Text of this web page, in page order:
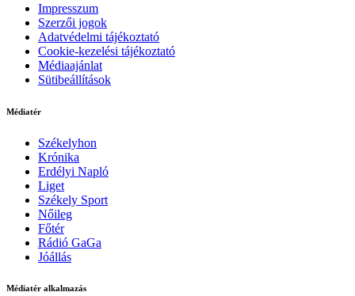
Impresszum
Szerzői jogok
Adatvédelmi tájékoztató
Cookie-kezelési tájékoztató
Médiaajánlat
Sütibeállítások
Médiatér
Székelyhon
Krónika
Erdélyi Napló
Liget
Székely Sport
Nőileg
Főtér
Rádió GaGa
Jóállás
Médiatér alkalmazás